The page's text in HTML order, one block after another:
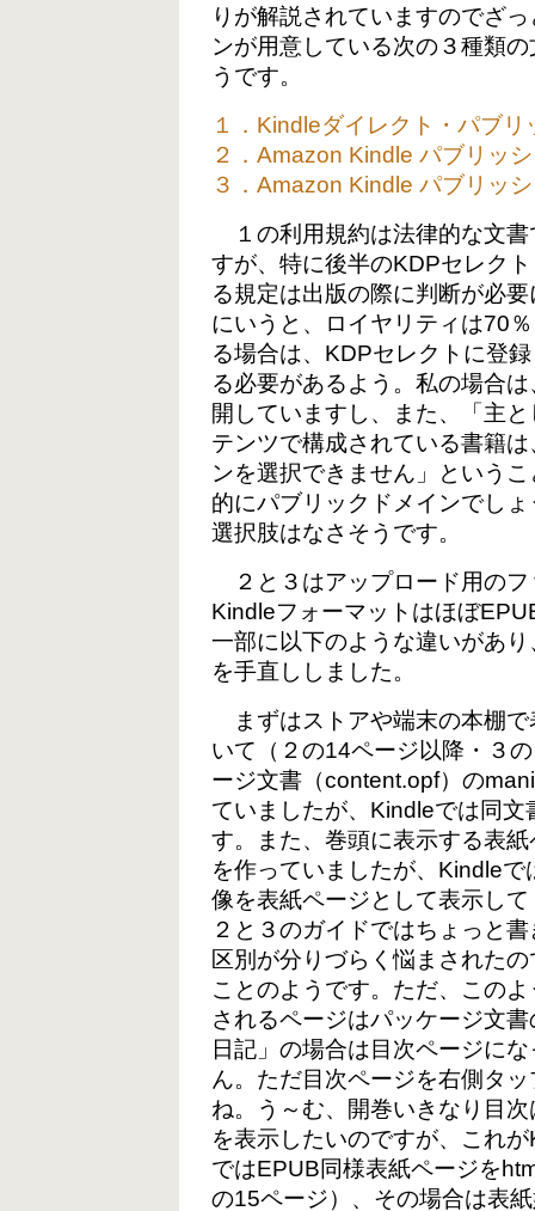
りが解説されていますのでざ
ンが用意している次の３種類
うです。
１．Kindleダイレクト・パブ
２．Amazon Kindle パブリッ
３．Amazon Kindle パブリッ
１の利用規約は法律的な文
すが、特に後半のKDPセレク
る規定は出版の際に判断が必
にいうと、ロイヤリティは70
る場合は、KDPセレクトに登
る必要があるよう。私の場合
開していますし、また、「主
テンツで構成されている書籍
ンを選択できません」という
的にパブリックドメインでし
選択肢はなさそうです。
２と３はアップロード用の
Kindleフォーマットはほぼ
一部に以下のような違いがあ
を手直ししました。
まずはストアや端末の本棚
いて（２の14ページ以降・３
ージ文書（content.opf）の
ていましたが、Kindleでは同
す。また、巻頭に表示する表
を作っていましたが、Kindle
像を表紙ページとして表示し
２と３のガイドではちょっと
区別が分りづらく悩まされた
ことのようです。ただ、この
されるページはパッケージ文
日記」の場合は目次ページに
ん。ただ目次ページを右側タ
ね。う～む、開巻いきなり目
を表示したいのですが、これ
ではEPUB同様表紙ページを
の15ページ）、その場合は表